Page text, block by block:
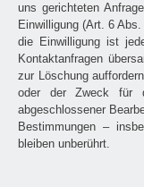
uns gerichteten
Einwilligung (Art. 6
die Einwilligung ist
Kontaktanfragen
zur Löschung
oder der Zweck für
abgeschlossener
Bestimmungen –
bleiben unberührt.